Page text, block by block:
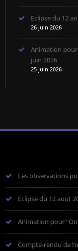
Eclipse du 12
26 juin 2026
Animation pour
juin 2026
25 juin 2026
Les observations
Eclipse du 12 aout
Animation pour
Compte-rendu de